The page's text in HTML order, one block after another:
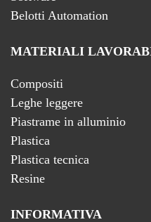
Belotti Automation
MATERIALI
Compositi
Leghe leggere
Piastrame in alluminio
Plastica
Plastica tecnica
Resine
INFORMATIVA